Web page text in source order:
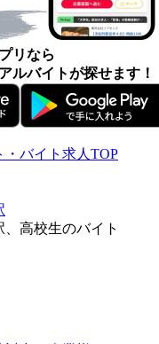
リなら
ルバイトが探せます！
・バイト求人TOP
、高校生のバイト